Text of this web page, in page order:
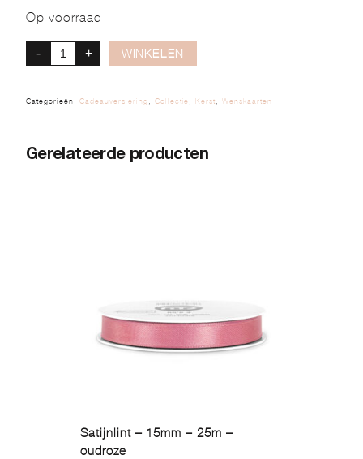
Op voorraad
- + WINKELEN
Categorieën:Cadeauversiering Collectie Kerst ,Wenskaarten
Gerelateerde producten
Satijnlint – 15mm – 25m –
oudroze